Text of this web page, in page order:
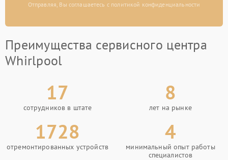
Отправляя, Вы соглашаетесь с политикой конфиденциальности
Преимущества сервисного центра
Whirlpool
17
сотрудников в штате
8
лет на рынке
1728
отремонтированных устройств
4
минимальный опыт работы
специалистов